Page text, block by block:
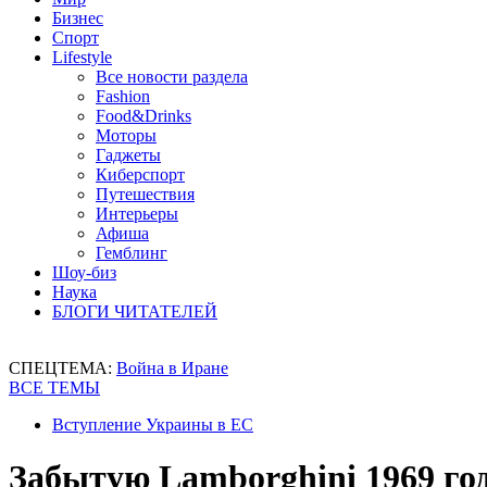
Бизнес
Спорт
Lifestyle
Все новости раздела
Fashion
Food&Drinks
Моторы
Гаджеты
Киберспорт
Путешествия
Интерьеры
Афиша
Гемблинг
Шоу-биз
Наука
БЛОГИ ЧИТАТЕЛЕЙ
СПЕЦТЕМА: Война в Иране
ВСЕ ТЕМЫ
Вступление Украины в ЕС
Забытую Lamborghini 1969